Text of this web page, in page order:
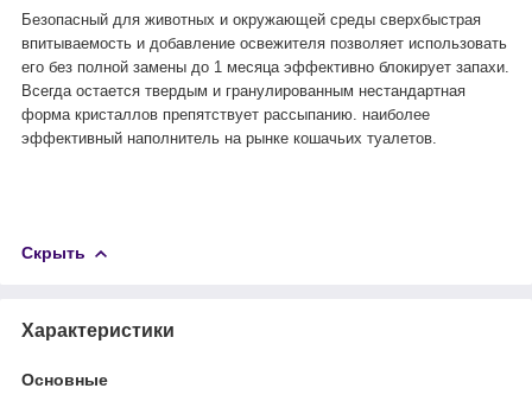
Безопасный для животных и окружающей среды сверхбыстрая
впитываемость и добавление освежителя позволяет использовать
его без полной замены до 1 месяца эффективно блокирует запахи.
Всегда остается твердым и гранулированным нестандартная
форма кристаллов препятствует рассыпанию. наиболее
эффективный наполнитель на рынке кошачьих туалетов.
Скрыть
Характеристики
Основные